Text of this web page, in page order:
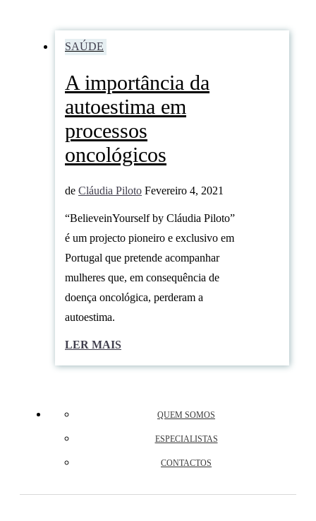
SAÚDE
A importância da
autoestima em
processos
oncológicos
de Cláudia Piloto Fevereiro 4, 2021
“BelieveinYourself by Cláudia Piloto”
é um projecto pioneiro e exclusivo em
Portugal que pretende acompanhar
mulheres que, em consequência de
doença oncológica, perderam a
autoestima.
LER MAIS
QUEM SOMOS
ESPECIALISTAS
CONTACTOS